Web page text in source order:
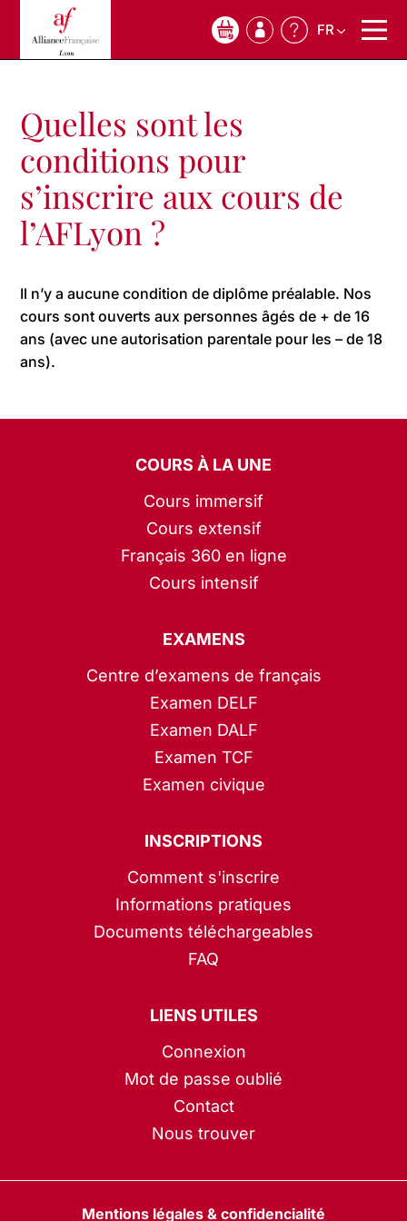
0 FR
Quelles sont les
conditions pour
s’inscrire aux cours de
l’AFLyon ?
Il n’y a aucune condition de diplôme préalable. Nos
cours sont ouverts aux personnes âgés de + de 16
ans (avec une autorisation parentale pour les – de 18
ans).
COURS À LA UNE
Cours immersif
Cours extensif
Français 360 en ligne
Cours intensif
EXAMENS
Centre d’examens de français
Examen DELF
Examen DALF
Examen TCF
Examen civique
INSCRIPTIONS
Comment s'inscrire
Informations pratiques
Documents téléchargeables
FAQ
LIENS UTILES
Connexion
Mot de passe oublié
Contact
Nous trouver
Mentions légales & confidencialité